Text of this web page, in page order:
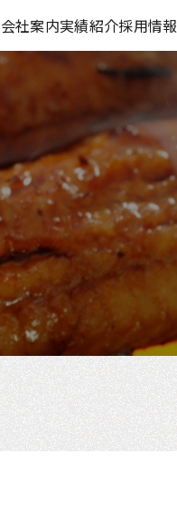
会社案内実績紹介採用情報